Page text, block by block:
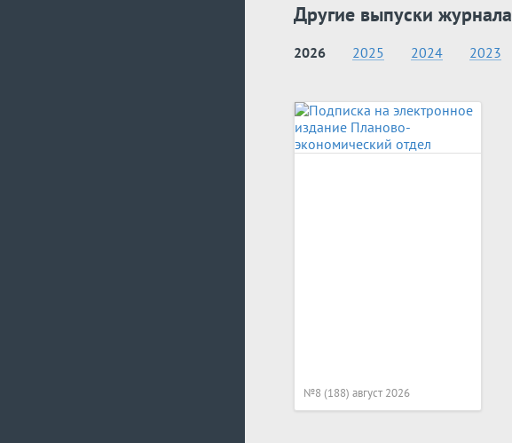
Другие выпуски журнала
2026 2025 2024 2023
№8 (188) август 2026